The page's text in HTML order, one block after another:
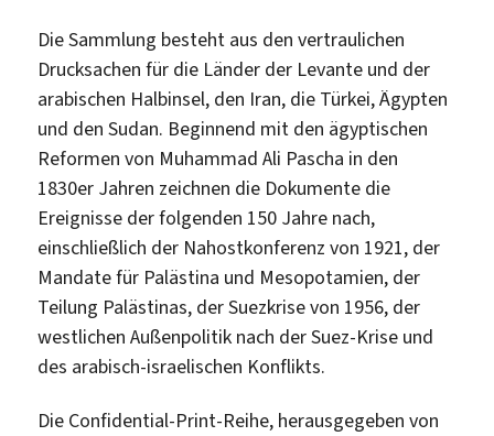
Die Sammlung besteht aus den vertraulichen
Drucksachen für die Länder der Levante und der
arabischen Halbinsel, den Iran, die Türkei, Ägypten
und den Sudan. Beginnend mit den ägyptischen
Reformen von Muhammad Ali Pascha in den
1830er Jahren zeichnen die Dokumente die
Ereignisse der folgenden 150 Jahre nach,
einschließlich der Nahostkonferenz von 1921, der
Mandate für Palästina und Mesopotamien, der
Teilung Palästinas, der Suezkrise von 1956, der
westlichen Außenpolitik nach der Suez-Krise und
des arabisch-israelischen Konflikts.
Die Confidential-Print-Reihe, herausgegeben von